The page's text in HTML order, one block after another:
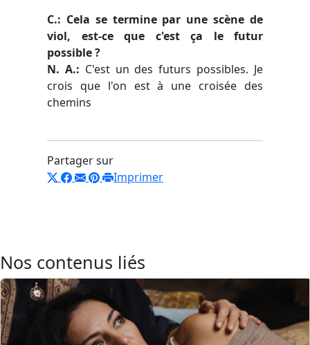
C.: Cela se termine par une scène de
viol, est-ce que c'est ça le futur
possible ?
N. A.: C'est un des futurs possibles. Je
crois que l'on est à une croisée des
chemins
Partager sur
Imprimer
Nos contenus liés